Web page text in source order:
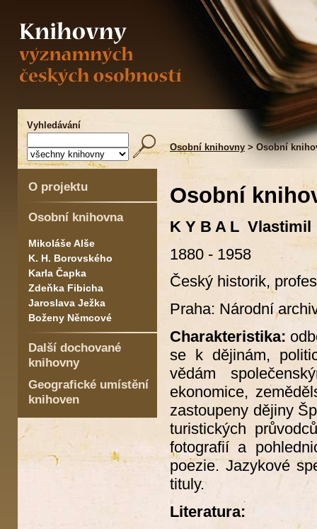
Vyhledávání
Osobní knihovny > Osobní
O projektu
Osobní knihovna
Mikoláše Alše
K. H. Borovského
Karla Čapka
Zdeňka Fibicha
Jaroslava Ježka
Boženy Němcové
Další dochované
knihovny
Geografické umístění
knihoven
Osobní
K Y B A L Vlastimil
1880 - 1958
Český historik,
Praha: Národní
Charakteristika:
se k dějinám,
vědám
ekonomice,
zastoupeny dějiny
turistických
fotografií a
poezie. Jazykové
tituly.
Literatura: